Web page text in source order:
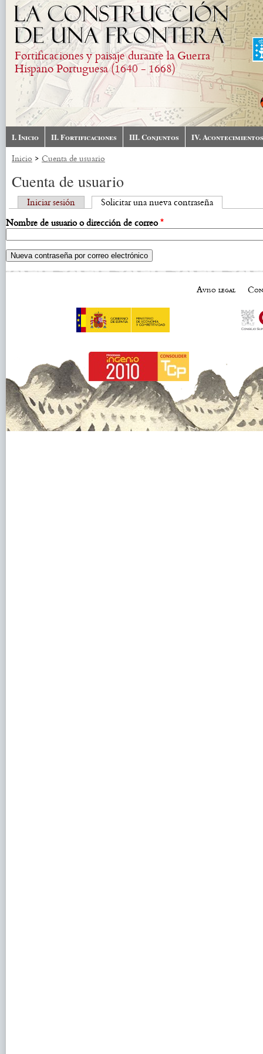
Pasar al contenido principal
Fortificaciones y paisaje durante la Guerra
Hispano Portuguesa (1640 - 1668)
I. Inicio II. Fortificaciones III. Conjuntos
IV. Acontecimientos
Inicio > Cuenta de usuario
Cuenta de usuario
Solapas principales
Iniciar sesión Solicitar una nueva contraseña(solapa
Nombre de usuario o dirección de correo*
Aviso legal